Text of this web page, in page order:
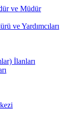
ve Müdür
ve Yardımcıları
İlanları